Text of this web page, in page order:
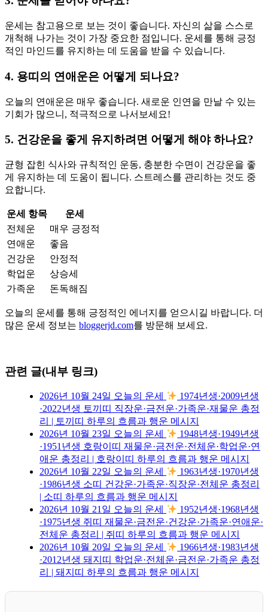
운세는 참고용으로 보는 것이 좋습니다. 자신의 삶을 스스로
개척해 나가는 것이 가장 중요한 점입니다. 운세를 통해 긍정
적인 마인드를 유지하는 데 도움을 받을 수 있습니다.
4. 용띠의 연애운은 어떻게 되나요?
오늘의 연애운은 매우 좋습니다. 새로운 인연을 만날 수 있는
기회가 많으니, 적극적으로 나서보세요!
5. 건강운을 좋게 유지하려면 어떻게 해야 하나요?
균형 잡힌 식사와 규칙적인 운동, 충분한 수면이 건강운을 좋
게 유지하는 데 도움이 됩니다. 스트레스를 관리하는 것도 중
요합니다.
운세 항목
운세
전체운
매우 긍정적
연애운
좋음
건강운
안정적
학업운
상승세
가족운
돈독해짐
오늘의 운세를 통해 긍정적인 에너지를 얻으시길 바랍니다. 더
많은 운세 정보는 bloggerjd.com를 방문해 보세요.
관련 글(내부 링크)
2026년 10월 24일 오늘의 운세
1974년생·2009년생
·2022년생 토끼띠 직장운·금전운·가족운·재물운 총정
리 | 토끼띠 하루의 흐름과 행운 메시지
2026년 10월 23일 오늘의 운세
1948년생·1949년생
·1951년생 호랑이띠 재물운·금전운·전체운·학업운·연
애운 총정리 | 호랑이띠 하루의 흐름과 행운 메시지
2026년 10월 22일 오늘의 운세
1963년생·1970년생
·1986년생 소띠 건강운·가족운·직장운·전체운 총정리
| 소띠 하루의 흐름과 행운 메시지
2026년 10월 21일 오늘의 운세
1952년생·1968년생
·1975년생 쥐띠 재물운·금전운·건강운·가족운·연애운·
전체운 총정리 | 쥐띠 하루의 흐름과 행운 메시지
2026년 10월 20일 오늘의 운세
1966년생·1983년생
·2012년생 돼지띠 학업운·전체운·금전운·가족운 총정
리 | 돼지띠 하루의 흐름과 행운 메시지